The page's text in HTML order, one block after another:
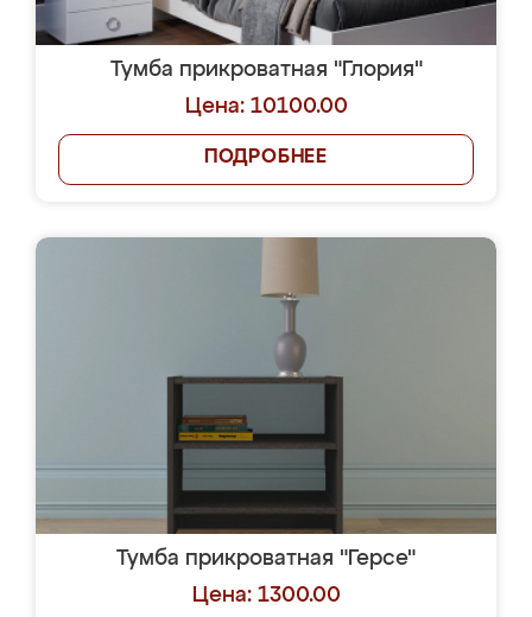
Тумба прикроватная "Глория"
Цена: 10100.00
ПОДРОБНЕЕ
Тумба прикроватная "Герсе"
Цена: 1300.00